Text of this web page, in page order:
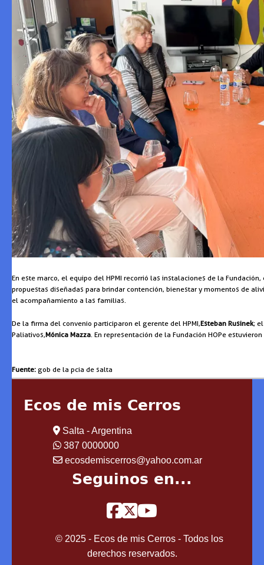
En este marco, el equipo del HPMI recorrió las instalaciones de la
propuestas diseñadas para brindar contención, bienestar y momentos de
el acompañamiento a las familias.
De la firma del convenio participaron el gerente del HPMI,Esteban Rusinek;
Paliativos,Mónica Mazza . En representación de la Fundación HOPe
Fuente: gob de la pcia de salta
Ecos de mis Cerros
Salta - Argentina
387 0000000
ecosdemiscerros@yahoo.com.ar
Seguinos en...
© 2025 - Ecos de mis Cerros - Todos los
derechos reservados.